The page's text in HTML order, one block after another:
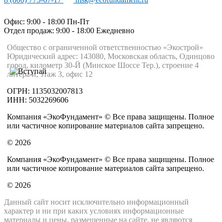
Офис: 9:00 - 18:00 Пн-Пт
Отдел продаж: 9:00 - 18:00 Ежедневно
Общество с ограниченной ответственностью «Экострой»
Юридический адрес: 143080, Московская область, Одинцово
город, километр 30-Й (Минское Шоссе Тер.), строение 4
литера и, этаж 3, офис 12
ОГРН: 1135032007813
ИНН: 5032269606
Компания «ЭкоФундамент» © Все права защищены. Полное
или частичное копирование материалов сайта запрещено.
© 2026
Компания «ЭкоФундамент» © Все права защищены. Полное
или частичное копирование материалов сайта запрещено.
© 2026
Данный сайт носит исключительно информационный
характер и ни при каких условиях информационные
материалы и цены, размещенные на сайте, не являются